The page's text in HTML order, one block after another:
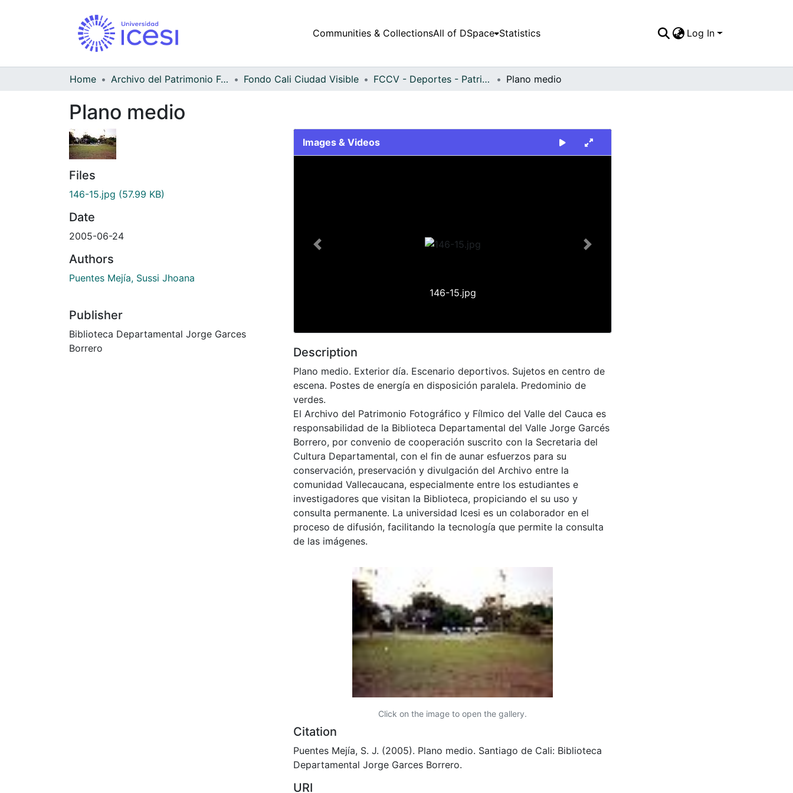
Communities & CollectionsAll of DSpace Statistics Log In
Home Archivo del Patrimonio Fotográfico y Fílmico del Valle del Cauca Fondo Cali Ciudad Visible FCCV - Deportes - Patrimonial Plano medio
Plano medio
Files
146-15.jpg (57.99 KB)
Date
2005-06-24
Authors
Puentes Mejía, Sussi Jhoana
Publisher
Biblioteca Departamental Jorge Garces
Borrero
Images & Videos
146-15.jpg
Previous Next
Description
Plano medio. Exterior día. Escenario deportivos. Sujetos en centro de
escena. Postes de energía en disposición paralela. Predominio de
verdes.
El Archivo del Patrimonio Fotográfico y Fílmico del Valle del Cauca es
responsabilidad de la Biblioteca Departamental del Valle Jorge Garcés
Borrero, por convenio de cooperación suscrito con la Secretaria del
Cultura Departamental, con el fin de aunar esfuerzos para su
conservación, preservación y divulgación del Archivo entre la
comunidad Vallecaucana, especialmente entre los estudiantes e
investigadores que visitan la Biblioteca, propiciando el su uso y
consulta permanente. La universidad Icesi es un colaborador en el
proceso de difusión, facilitando la tecnología que permite la consulta
de las imágenes.
Click on the image to open the gallery.
Citation
Puentes Mejía, S. J. (2005). Plano medio. Santiago de Cali: Biblioteca
Departamental Jorge Garces Borrero.
URI